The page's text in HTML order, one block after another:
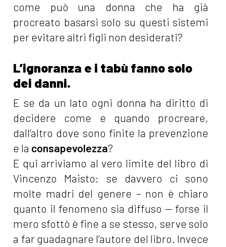
come può una donna che ha già
procreato basarsi solo su questi sistemi
per evitare altri figli non desiderati?
L’ignoranza e i tabù fanno solo
dei danni.
E se da un lato ogni donna ha diritto di
decidere come e quando procreare,
dall’altro dove sono finite la prevenzione
e la consapevolezza?
E qui arriviamo al vero limite del libro di
Vincenzo Maisto: se davvero ci sono
molte madri del genere – non è chiaro
quanto il fenomeno sia diffuso — forse il
mero sfottò è fine a se stesso, serve solo
a far guadagnare l’autore del libro. Invece